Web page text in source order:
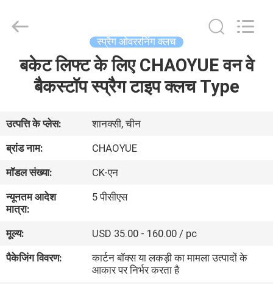
हमारे
बारे
कारखाना
भ्रमण
Clutch
Reserved.
स्प्रैग ओवररनिंग क्लच
बकेट लिफ्ट के लिए CHAOYUE वन वे
बैकस्टॉप स्प्रैग टाइप क्लच Type
उत्पत्ति के प्लेस:
शानक्सी, चीन
ब्रांड नाम:
CHAOYUE
मॉडल संख्या:
CK-एन
न्यूनतम आदेश
मात्रा:
5 पीसीएस
मूल्य:
USD 35.00 - 160.00 / pc
पैकेजिंग विवरण:
कार्टन बॉक्स या लकड़ी का मामला उत्पादों के
आकार पर निर्भर करता है